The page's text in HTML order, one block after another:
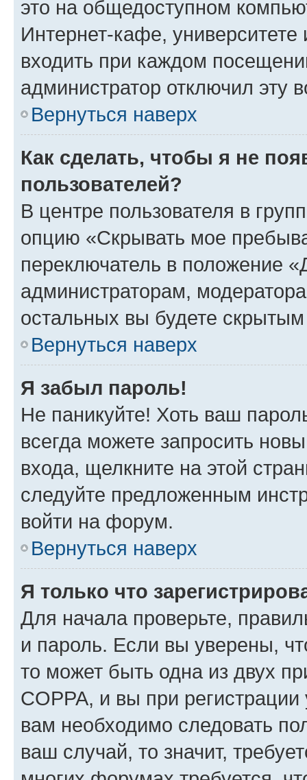
это на общедоступном
Интернет-кафе, университете
входить при каждом
администратор отключил эту
Вернуться наверх
Как сделать, чтобы я не
пользователей?
В центре пользователя в
опцию «Скрывать мое
переключатель в положение
администраторам,
остальных вы будете
Вернуться наверх
Я забыл пароль!
Не паникуйте! Хоть ваш
всегда можете запросить
входа, щелкните на этой
следуйте предложенным
войти на форум.
Вернуться наверх
Я только что
Для начала проверьте,
и пароль. Если вы уверены,
то может быть одна из двух
COPPA, и вы при
вам необходимо следовать
ваш случай, то значит,